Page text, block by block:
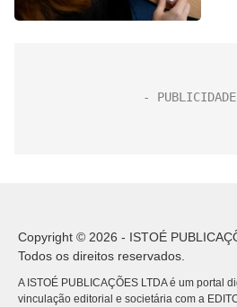
Copyright © 2026 - ISTOÉ
Todos os direitos reservados.
A ISTOÉ PUBLICAÇÕES LTDA é um portal
vinculação editorial e societária com a